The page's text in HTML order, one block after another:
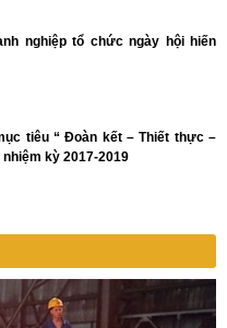
nghiệp tổ chức ngày hội hiến
tiêu “ Đoàn kết – Thiết thực –
kỳ 2017-2019